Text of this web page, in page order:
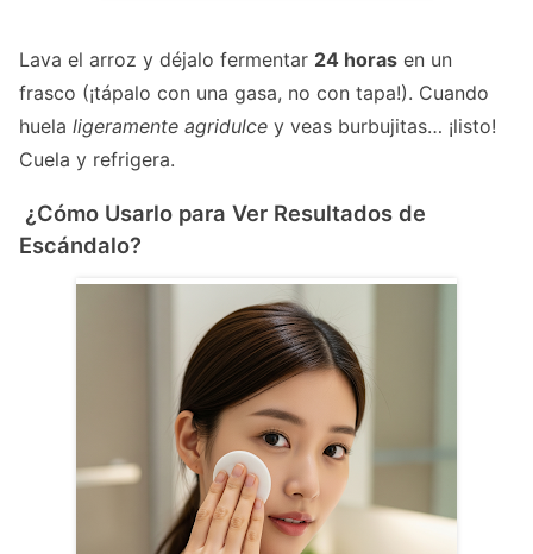
Lava el arroz y déjalo fermentar 24 horas en un
frasco (¡tápalo con una gasa, no con tapa!). Cuando
huela ligeramente agridulce y veas burbujitas… ¡listo!
Cuela y refrigera.
¿Cómo Usarlo para Ver Resultados de
Escándalo?